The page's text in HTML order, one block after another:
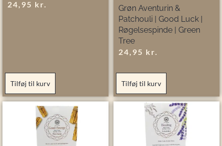
24,95 kr.
Tilføj til kurv
Grøn Aventurin &
Patchouli | Good Luck |
Røgelsespinde | Green
Tree
24,95 kr.
Tilføj til kurv